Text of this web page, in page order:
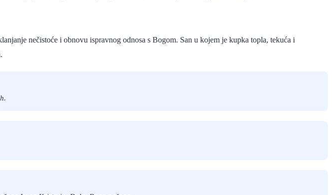
nečistoće i obnovu ispravnog odnosa s Bogom. San u kojem je kupka topla, tekuća i